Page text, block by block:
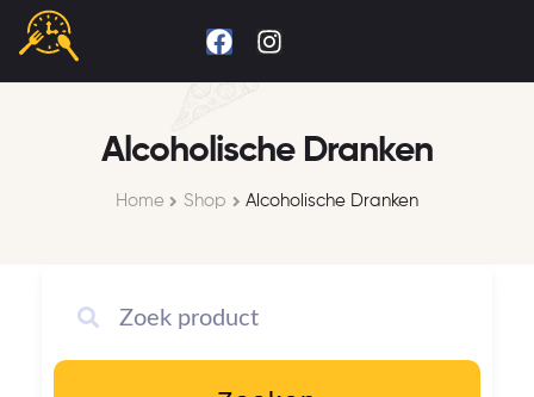
Alcoholische Dranken
Home Shop Alcoholische Dranken